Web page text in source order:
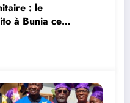
: le
à Bunia ce